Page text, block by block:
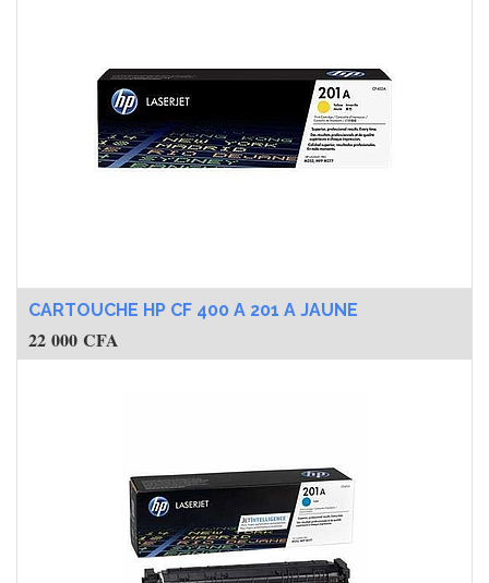
CARTOUCHE HP CF 400 A 201 A JAUNE
22 000 CFA